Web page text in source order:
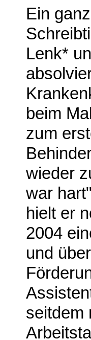
Ein
Lenk*
beim
zum
wieder
war
hielt er
2004
und
seitdem